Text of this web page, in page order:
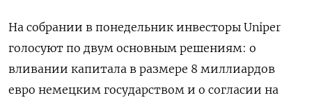
На собрании в понедельник инвесторы Uniper
голосуют по двум основным решениям: о
вливании капитала в размере 8 миллиардов
евро немецким государством и о согласии на